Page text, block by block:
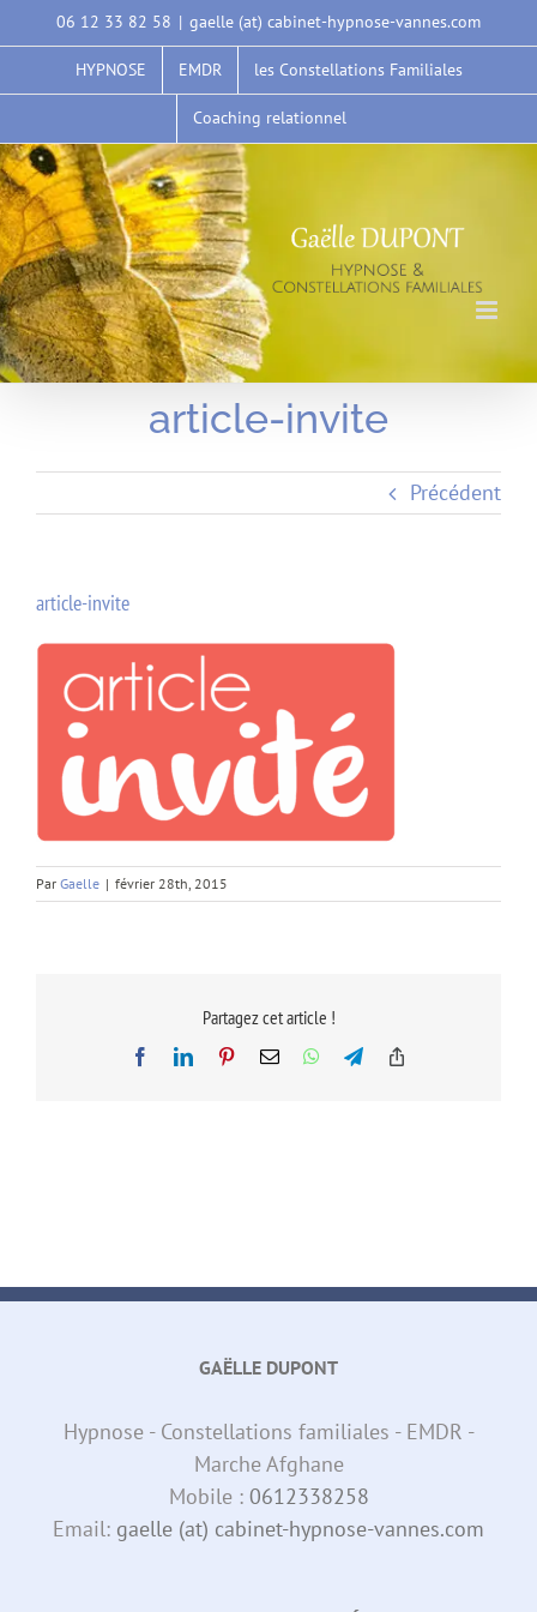
Passer
au
06 12 33 82 58 | gaelle (at) cabinet-hypnose-vannes.com
HYPNOSE EMDR les Constellations Familiales
Coaching relationnel
article-invite
Précédent
article-invite
Par Gaelle | février 28th, 2015
Partagez cet article !
FacebookLinkedInPinterestEmail WhatsApp
Telegram
GAËLLE DUPONT
Hypnose - Constellations familiales - EMDR -
Marche Afghane
Mobile : 0612338258
Email: gaelle (at) cabinet-hypnose-vannes.com